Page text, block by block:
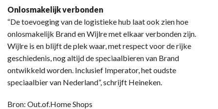
Onlosmakelijk verbonden
“De toevoeging van de logistieke hub laat ook zien hoe
onlosmakelijk Brand en Wijlre met elkaar verbonden zijn.
Wijlre is en blijft de plek waar, met respect voor de rijke
geschiedenis, nog altijd de speciaalbieren van Brand
ontwikkeld worden. Inclusief Imperator, het oudste
speciaalbier van Nederland”, schrijft Heineken.
Bron: Out.of.Home Shops